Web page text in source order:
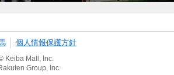
個人情報保護方針
Keiba Mall, Inc.
Group, Inc.